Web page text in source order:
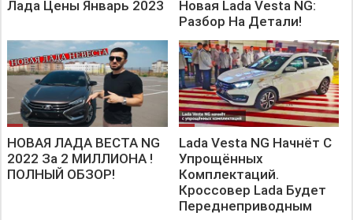
Лада Цены Январь 2023
Новая Lada Vesta NG:
Разбор На Детали!
НОВАЯ ЛАДА ВЕСТА NG
2022 За 2 МИЛЛИОНА !
ПОЛНЫЙ ОБЗОР!
Lada Vesta NG Начнёт С
Упрощённых
Комплектаций.
Кроссовер Lada Будет
Переднеприводным